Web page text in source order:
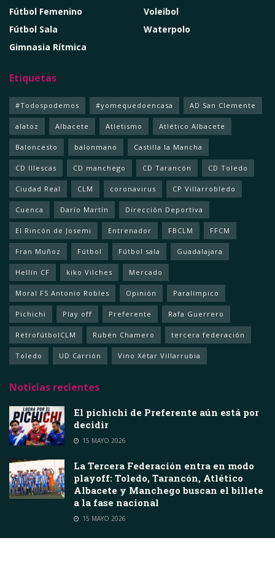
Fútbol Femenino
Fútbol Sala
Gimnasia Rítmica
Voleibol
Waterpolo
Etiquetas
#Todospodemos #yomequedoencasa AD San Clemente
alatoz Albacete Atletismo Atlético Albacete
Baloncesto balonmano Castilla la Mancha
CD Illescas CD manchego CD Tarancón CD Toledo
Ciudad Real CLM coronavirus CP Villarrobledo
Cuenca Darío Martín Dirección Deportiva
El Rincón de Josemi Entrenador FBCLM FFCM
Fran Muñoz Fútbol Fútbol sala Guadalajara
Hellín CF kiko Vilches Mercado
Moral FS Antonio Robles Opinión Paralímpico
Pichichi Play off Preferente Rafa Guerrero
RetrofútbolCLM Rubén Chamero tercera federación
Toledo UD Carrión Vino Xétar Villarrubia
Noticias recientes
El pichichi de Preferente aún está por
decidir
15 MAYO 2026
La Tercera Federación entra en modo
playoff: Toledo, Tarancón, Atlético
Albacete y Manchego buscan el billete
a la fase nacional
15 MAYO 2026